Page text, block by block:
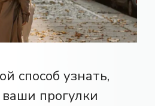
способ узнать,
прогулки